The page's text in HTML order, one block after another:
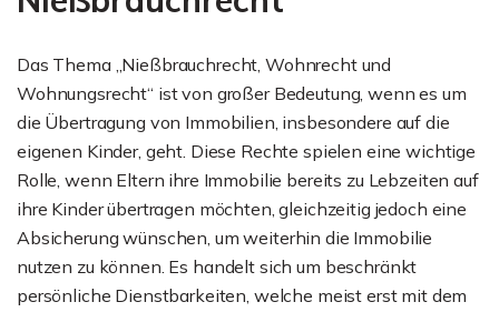
Das Thema „Nießbrauchrecht, Wohnrecht und
Wohnungsrecht“ ist von großer Bedeutung, wenn es um
die Übertragung von Immobilien, insbesondere auf die
eigenen Kinder, geht. Diese Rechte spielen eine wichtige
Rolle, wenn Eltern ihre Immobilie bereits zu Lebzeiten auf
ihre Kinder übertragen möchten, gleichzeitig jedoch eine
Absicherung wünschen, um weiterhin die Immobilie
nutzen zu können. Es handelt sich um beschränkt
persönliche Dienstbarkeiten, welche meist erst mit dem